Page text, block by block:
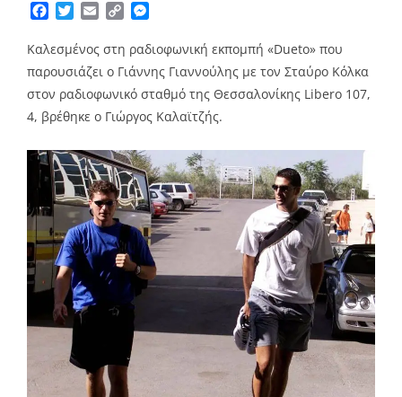
Facebook
TwitterEmailCopy
Καλεσμένος στη ραδιοφωνική εκπομπή «Dueto» που
παρουσιάζει ο Γιάννης Γιαννούλης με τον Σταύρο Κόλκα
στον ραδιοφωνικό σταθμό της Θεσσαλονίκης Libero 107,
4, βρέθηκε ο Γιώργος Καλαϊτζής.